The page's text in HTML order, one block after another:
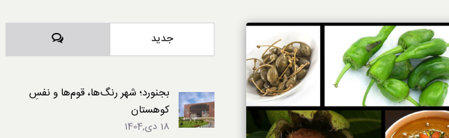
جدید دیدگاه‌ها
بجنورد؛ شهر رنگ‌ها، قوم‌ها و نفسِ
کوهستان
18 دی,1404